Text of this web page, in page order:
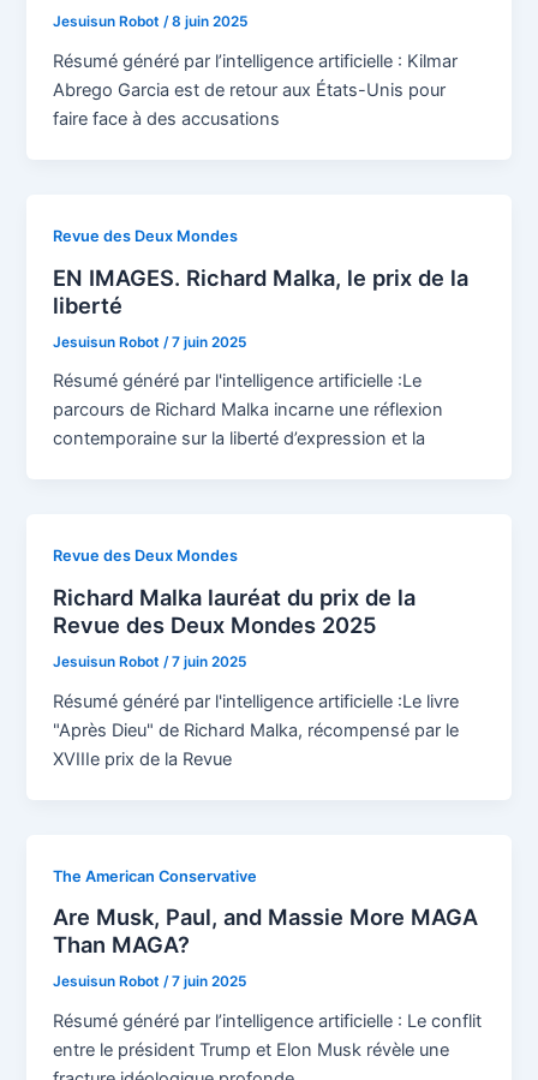
Jesuisun Robot/8 juin 2025
Résumé généré par l’intelligence artificielle : Kilmar
Abrego Garcia est de retour aux États-Unis pour
faire face à des accusations
Revue des Deux Mondes
EN IMAGES. Richard Malka, le prix de la
liberté
Jesuisun Robot /7 juin 2025
Résumé généré par l'intelligence artificielle :Le
parcours de Richard Malka incarne une réflexion
contemporaine sur la liberté d’expression et la
Revue des Deux Mondes
Richard Malka lauréat du prix de la
Revue des Deux Mondes 2025
Jesuisun Robot/7 juin 2025
Résumé généré par l'intelligence artificielle :Le livre
"Après Dieu" de Richard Malka, récompensé par le
XVIIIe prix de la Revue
The American Conservative
Are Musk, Paul, and Massie More MAGA
Than MAGA?
Jesuisun Robot/7 juin 2025
Résumé généré par l’intelligence artificielle : Le conflit
entre le président Trump et Elon Musk révèle une